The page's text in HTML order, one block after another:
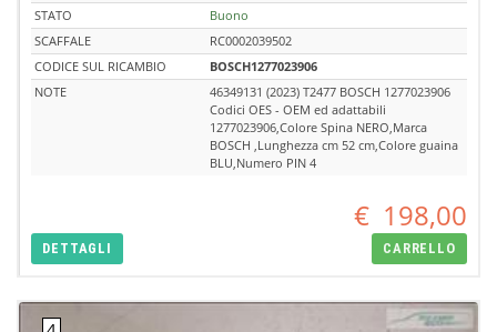
STATO
Buono
SCAFFALE
RC0002039502
CODICE SUL RICAMBIO
BOSCH1277023906
NOTE
46349131 (2023) T2477 BOSCH 1277023906
Codici OES - OEM ed adattabili
1277023906,Colore Spina NERO,Marca
BOSCH ,Lunghezza cm 52 cm,Colore guaina
BLU,Numero PIN 4
€ 198,00
DETTAGLI CARRELLO